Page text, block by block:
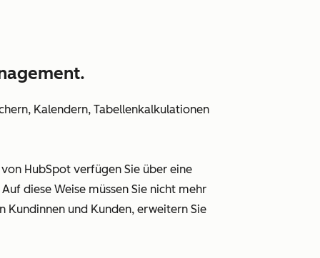
Kalendern, Tabellenkalkulationen
HubSpot verfügen Sie über eine
diese Weise müssen Sie nicht mehr
Kundinnen und Kunden, erweitern Sie